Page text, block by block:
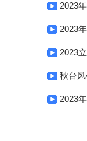
2023
2023
2023
秋台
2023